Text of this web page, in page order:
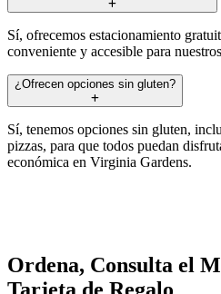
Sí, ofrecemos estacionamiento
conveniente y accesible para
¿Ofrecen opciones sin gluten?
Sí, tenemos opciones sin gluten,
pizzas, para que todos puedan
económica en Virginia Gardens.
Ordena, Consulta el